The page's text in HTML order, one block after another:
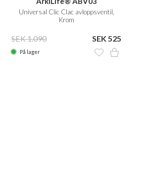
Universal Clic Clac avloppsventil,
Krom
SEK 1.090 SEK 525
På lager